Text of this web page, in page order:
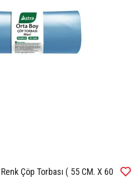
Çöp Torbası ( 55 CM. X 60